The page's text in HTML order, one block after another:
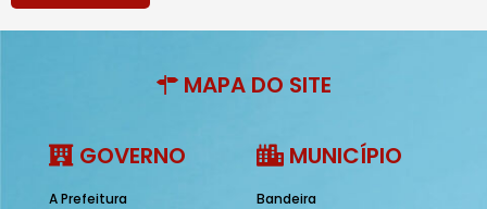
MAPA DO SITE
GOVERNO
A Prefeitura
MUNICÍPIO
Bandeira